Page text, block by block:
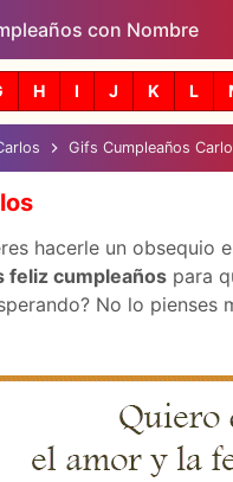
Skip
con Nombre
H I J K L
Gifs Cumpleaños
hacerle un obsequio
feliz cumpleaños para
No lo